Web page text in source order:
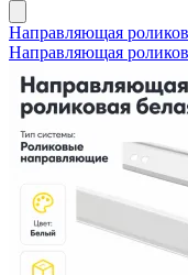
Направляющая
Направляющая